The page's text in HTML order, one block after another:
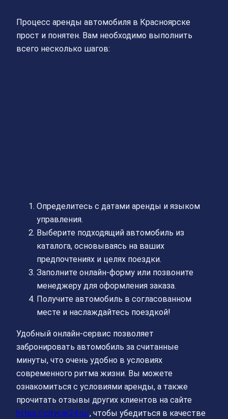
Процесс аренды автомобиля в Красноярске
прост и понятен. Вам необходимо выполнить
всего несколько шагов:
Определитесь с датами аренды и языком
управления.
Выберите подходящий автомобиль из
каталога, основываясь на ваших
предпочтениях и целях поездки.
Заполните онлайн-форму или позвоните
менеджеру для оформления заказа.
Получите автомобиль в согласованном
месте и наслаждайтесь поездкой!
Удобный онлайн-сервис позволяет
забронировать автомобиль за считанные
минуты, что очень удобно в условиях
современного ритма жизни. Вы можете
ознакомиться с условиями аренды, а также
прочитать отзывы других клиентов на сайте
https://citycar24.ru/, чтобы убедиться в качестве